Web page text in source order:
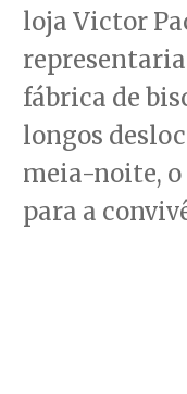
loja Victor
fábrica de
longos
meia-noite,
para a